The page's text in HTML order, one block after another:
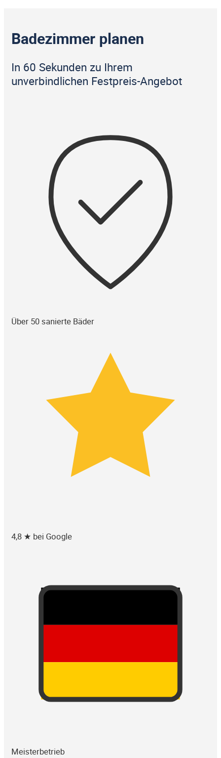
Badezimmer planen
In 60 Sekunden zu Ihrem
unverbindlichen Festpreis-Angebot
Über 50 sanierte Bäder
4,8 ★ bei Google
Meisterbetrieb